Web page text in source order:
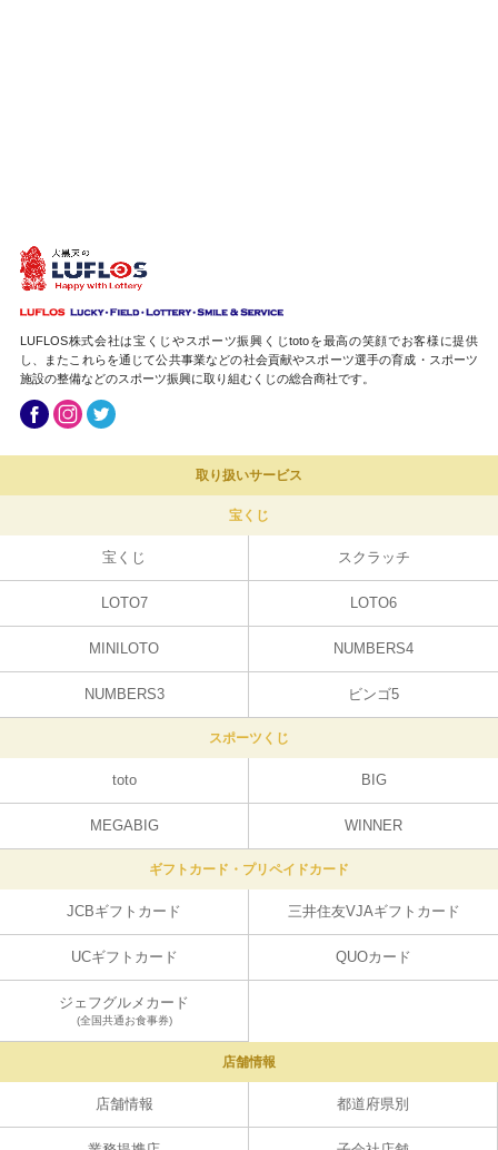
2025.10.30
全107７回ハロウィンジャンボミニ抽選結果【アカマル】1等前後賞 5千万
300円 大的中しました！
2025.09.12
全1064回サマージャンボ抽選結果【フレスポ稲毛】2等 100万円 的中しま
した！
2025.08.29
全1064回サマージャンボ抽選結果【有楽町】2等 100万円 5本的中しまし
LUFLOS株式会社は宝くじやスポーツ振興くじtotoを最高の笑顔でお客様に提供
し、またこれらを通じて公共事業などの社会貢献やスポーツ選手の育成・スポーツ
施設の整備などのスポーツ振興に取り組むくじの総合商社です。
取り扱いサービス
宝くじ
宝くじ スクラッチ
LOTO7 LOTO6
MINILOTO NUMBERS4
NUMBERS3 ビンゴ5
スポーツくじ
toto BIG
MEGABIG WINNER
ギフトカード・プリペイドカード
JCBギフトカード 三井住友VJAギフトカード
UCギフトカード QUOカード
ジェフグルメカード
(全国共通お食事券)
店舗情報
店舗情報 都道府県別